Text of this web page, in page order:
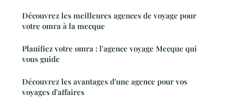
Découvrez les meilleures agences de voyage pour
votre omra à la mecque
Planifiez votre omra : l'agence voyage Mecque qui
vous guide
Découvrez les avantages d'une agence pour vos
voyages d'affaires